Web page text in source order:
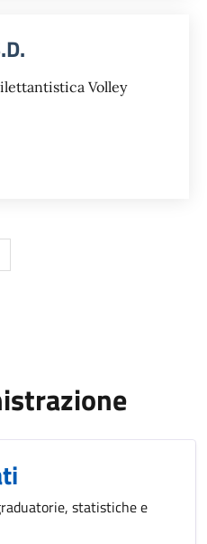
Volley
statistiche e